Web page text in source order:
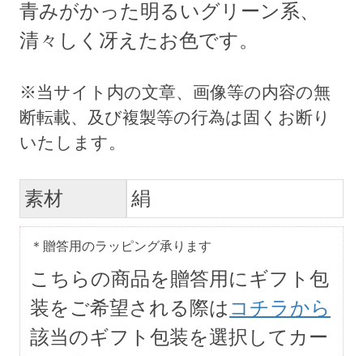
青みがかった明るいグリーン系、
清々しく冴えたお色です。
素材 絹
＊贈答用のラッピング承ります
こちらの商品を贈答用にギフト包
装をご希望される際は コチラから
該当のギフト包装を選択してカー